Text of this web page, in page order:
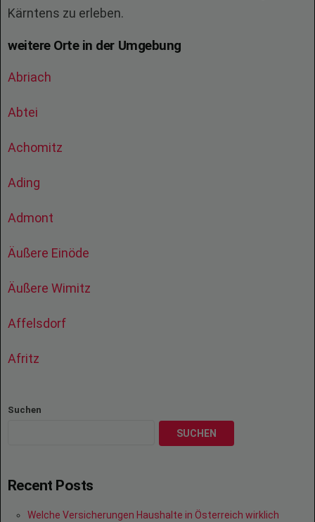
Kärntens zu erleben.
weitere Orte in der Umgebung
Abriach
Abtei
Achomitz
Ading
Admont
Äußere Einöde
Äußere Wimitz
Affelsdorf
Afritz
Suchen
SUCHEN
Recent Posts
Welche Versicherungen Haushalte in Österreich wirklich